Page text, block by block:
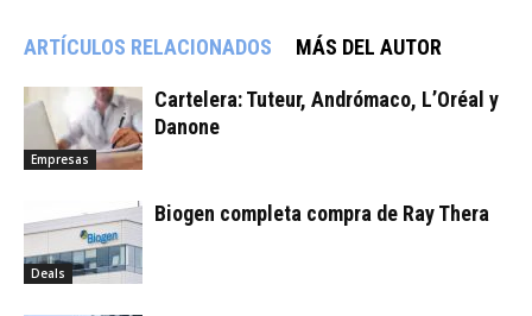
ARTÍCULOS RELACIONADOS MÁS DEL AUTOR
Empresas
Cartelera: Tuteur, Andrómaco, L’Oréal y
Danone
Deals
Biogen completa compra de Ray Thera